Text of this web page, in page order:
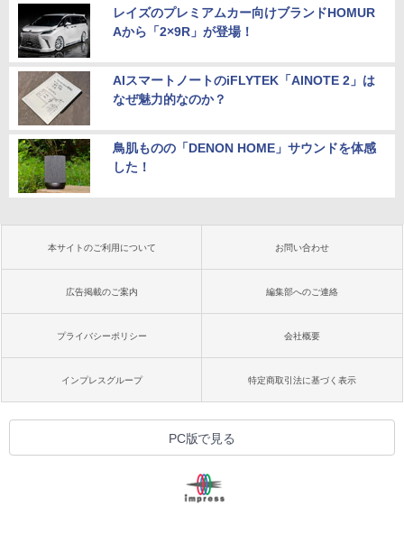
レイズのプレミアムカー向けブランドHOMUR
Aから「2×9R」が登場！
AIスマートノートのiFLYTEK「AINOTE 2」は
なぜ魅力的なのか？
鳥肌ものの「DENON HOME」サウンドを体感
した！
本サイトのご利用について お問い合わせ
広告掲載のご案内 編集部へのご連絡
プライバシーポリシー 会社概要
インプレスグループ 特定商取引法に基づく表示
PC版で見る